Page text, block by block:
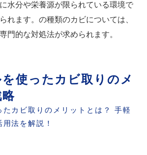
水分や栄養源が限られている環境で
れます。の種類のカビについては、
門的な対処法が求められます。
使ったカビ取りのメ
たカビ取りのメリットとは？ 手軽
法を解説！